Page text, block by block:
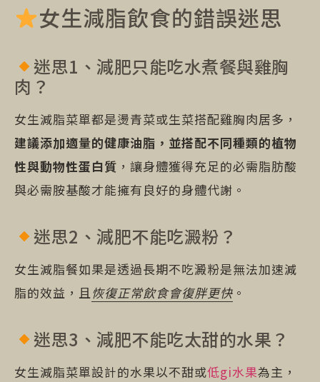
女生減脂飲食的錯誤迷思
迷思1、減肥只能吃水煮餐與雞胸
肉？
女生減脂菜單都是燙青菜或生菜搭配雞胸肉居多，
建議添加適量的健康油脂，並搭配不同種類的植物
性與動物性蛋白質 ，讓身體獲得充足的必需脂肪酸
與必需胺基酸才能擁有良好的身體代謝。
迷思2、減肥不能吃澱粉？
女生減脂餐如果是透過長期不吃澱粉是無法加速減
脂的效益，且 恢復正常飲食會復胖更快 。
迷思3、減肥不能吃太甜的水果？
女生減脂菜單設計的水果以不甜或低gi水果為主，